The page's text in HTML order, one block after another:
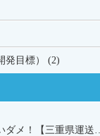
発目標） (2)
ダメ！【三重県運送…